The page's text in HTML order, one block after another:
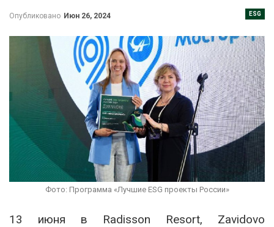
ESG
Опубликовано Июн 26, 2024
Фото: Программа «Лучшие ESG проекты России»
13 июня в Radisson Resort, Zavidovo